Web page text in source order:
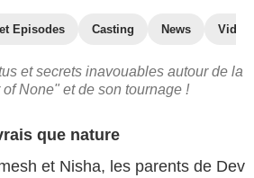
Episodes Casting News
et secrets inavouables autour de la
None" et de son tournage !
que nature
et Nisha, les parents de Dev